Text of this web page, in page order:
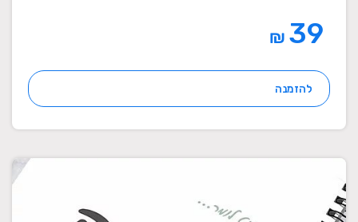
₪
להזמנה